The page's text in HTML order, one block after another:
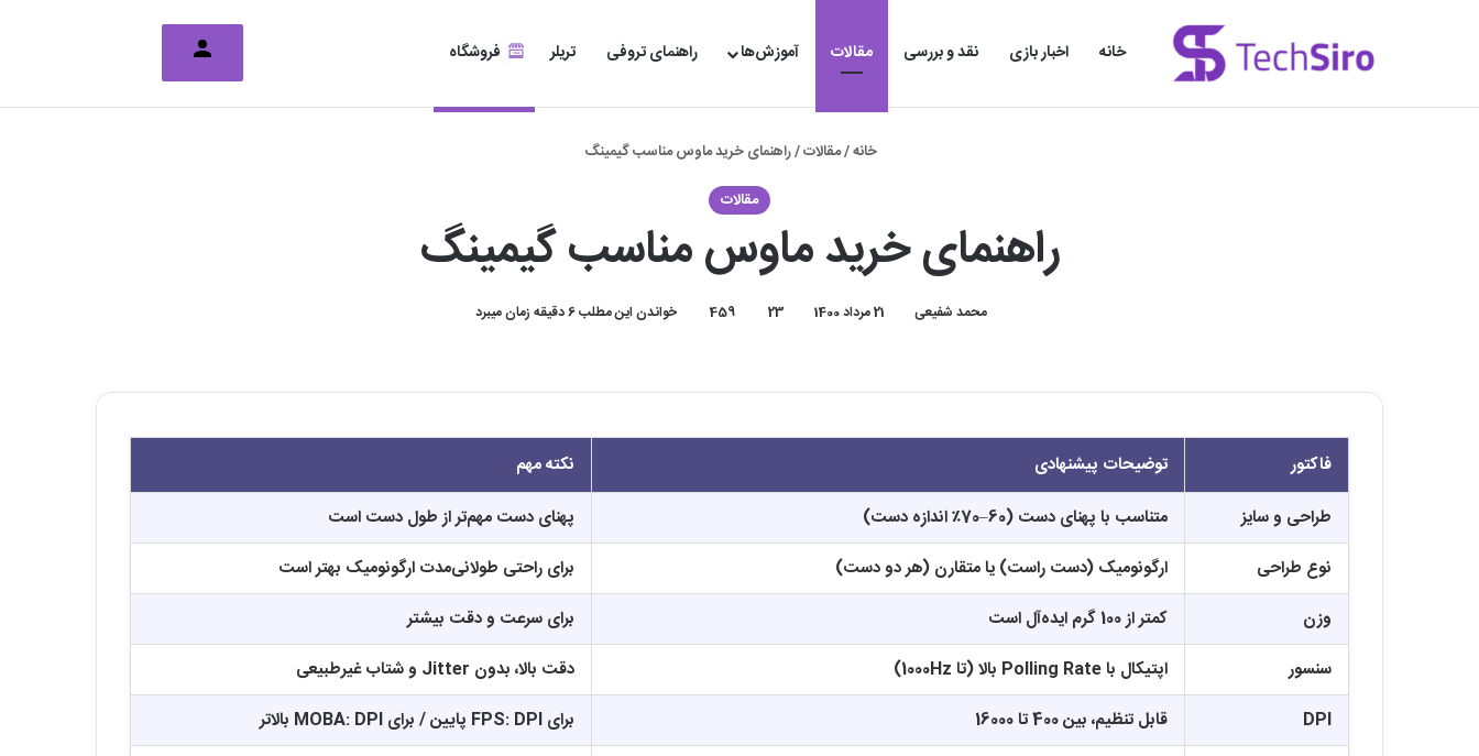
خانه اخبار بازی نقد و بررسی مقالات آموزش‌ها راهنمای تروفی تریلر فروشگاه
خانه/مقالات/راهنمای خرید ماوس مناسب گیمینگ
مقالات
راهنمای خرید ماوس مناسب گیمینگ
محمد شفیعی 21 مرداد 1400 23
459 خواندن این مطلب 6 دقیقه زمان میبرد
فاکتور توضیحات پیشنهادی
نکته مهم
طراحی و سایز
متناسب با پهنای دست (60–70٪ اندازه دست)
پهنای دست مهم‌تر از طول دست است
نوع طراحی
ارگونومیک (دست راست) یا متقارن (هر دو دست)
برای راحتی طولانی‌مدت ارگونومیک بهتر است
وزن
کمتر از 100 گرم ایده‌آل است
برای سرعت و دقت بیشتر
سنسور
اپتیکال با Polling Rate بالا (تا 1000Hz)
دقت بالا، بدون Jitter و شتاب غیرطبیعی
DPI
قابل تنظیم، بین 400 تا 16000
برای FPS: DPI پایین / برای MOBA: DPI بالاتر